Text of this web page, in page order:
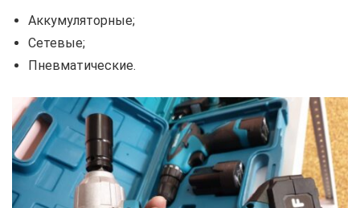
Аккумуляторные;
Сетевые;
Пневматические.